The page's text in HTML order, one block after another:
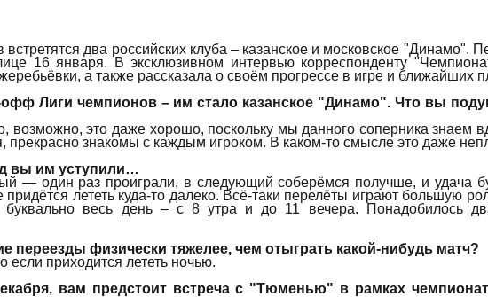
два российских клуба – казанское и московское "Динамо".
16 января. В эксклюзивном интервью корреспонденту
а также рассказала о своём прогрессе в игре и ближайших
Лиги чемпионов – им стало казанское "Динамо". Что вы
это даже хорошо, поскольку мы данного соперника знаем
прекрасно знакомы с каждым игроком. В каком-то смысле это даже
вы им уступили…
— один раз проиграли, в следующий соберёмся получше, и удача
лететь куда-то далеко. Всё-таки перелёты играют большую
весь день – с 8 утра и до 11 вечера. Понадобилось
переезды физически тяжелее, чем отыграть какой-нибудь матч?
приходится лететь ночью.
вам предстоит встреча с "Тюменью" в рамках